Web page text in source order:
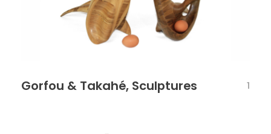
Gorfou & Takahé, Sculptures 1